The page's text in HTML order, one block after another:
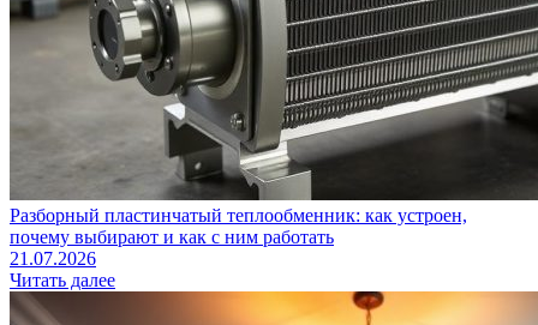
Разборный пластинчатый теплообменник: как устроен,
почему выбирают и как с ним работать
21.07.2026
Читать далее